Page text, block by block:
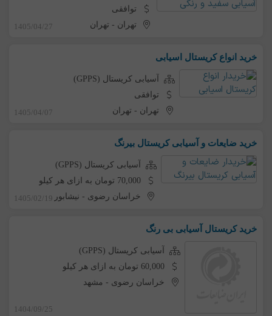
توافقی
تهران -تهران 1405/04/27
خرید انواع کریستال اسیابی
آسیابی کریستال (GPPS)
توافقی
تهران - تهران 1405/04/07
خرید ضایعات و آسیابی کریستال بیرنگ
آسیابی کریستال (GPPS)
70,000 تومان به ازای هر کیلو
خراسان رضوی - نیشابور 1405/02/19
خرید کریستال آسیابی بی رنگ
آسیابی کریستال (GPPS)
60,000 تومان به ازای هر کیلو
خراسان رضوی - مشهد
1404/09/25